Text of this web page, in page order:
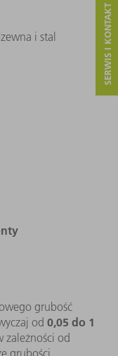
i stal
grubość
od 0,05 do 1
zależności od
grubości
SERWIS I KONTAKT